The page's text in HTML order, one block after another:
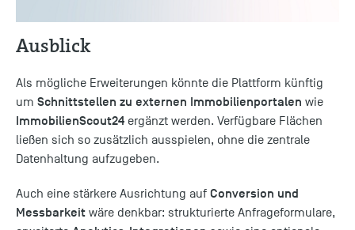
Ausblick
Als mögliche Erweiterungen könnte die Plattform künftig
um Schnittstellen zu externen Immobilienportalen wie
ImmobilienScout24 ergänzt werden. Verfügbare Flächen
ließen sich so zusätzlich ausspielen, ohne die zentrale
Datenhaltung aufzugeben.
Auch eine stärkere Ausrichtung auf Conversion und
Messbarkeit wäre denkbar: strukturierte Anfrageformulare,